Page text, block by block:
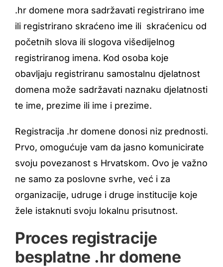
.hr domene mora sadržavati registrirano ime
ili registrirano skraćeno ime ili skraćenicu od
početnih slova ili slogova višedijelnog
registriranog imena. Kod osoba koje
obavljaju registriranu samostalnu djelatnost
domena može sadržavati naznaku djelatnosti
te ime, prezime ili ime i prezime.
Registracija .hr domene donosi niz prednosti.
Prvo, omogućuje vam da jasno komunicirate
svoju povezanost s Hrvatskom. Ovo je važno
ne samo za poslovne svrhe, već i za
organizacije, udruge i druge institucije koje
žele istaknuti svoju lokalnu prisutnost.
Proces registracije
besplatne .hr domene